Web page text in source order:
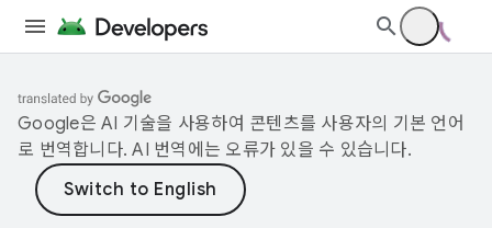
Google은 AI 기술을 사용하여 콘텐츠를 사용자의 기본 언어
로 번역합니다. AI 번역에는 오류가 있을 수 있습니다.